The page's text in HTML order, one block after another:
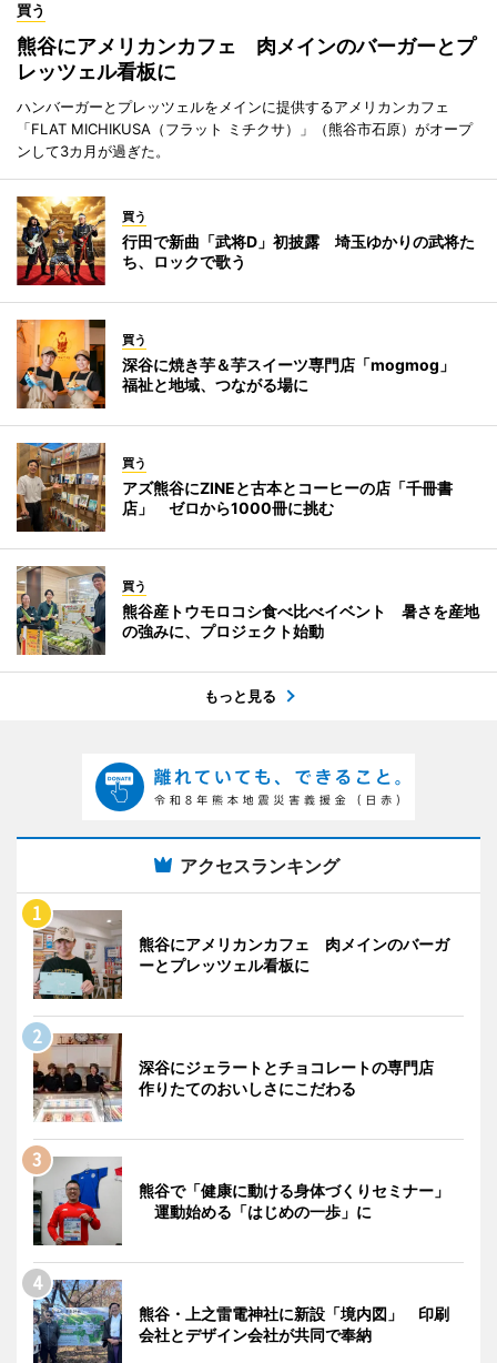
買う
熊谷にアメリカンカフェ 肉メインのバーガーとプ
レッツェル看板に
ハンバーガーとプレッツェルをメインに提供するアメリカンカフェ
「FLAT MICHIKUSA（フラット ミチクサ）」（熊谷市石原）がオープ
ンして3カ月が過ぎた。
買う
行田で新曲「武将D」初披露 埼玉ゆかりの武将た
ち、ロックで歌う
買う
深谷に焼き芋＆芋スイーツ専門店「mogmog」
福祉と地域、つながる場に
買う
アズ熊谷にZINEと古本とコーヒーの店「千冊書
店」 ゼロから1000冊に挑む
買う
熊谷産トウモロコシ食べ比べイベント 暑さを産地
の強みに、プロジェクト始動
もっと見る
アクセスランキング
熊谷にアメリカンカフェ 肉メインのバーガ
ーとプレッツェル看板に
深谷にジェラートとチョコレートの専門店
作りたてのおいしさにこだわる
熊谷で「健康に動ける身体づくりセミナー」
運動始める「はじめの一歩」に
熊谷・上之雷電神社に新設「境内図」 印刷
会社とデザイン会社が共同で奉納